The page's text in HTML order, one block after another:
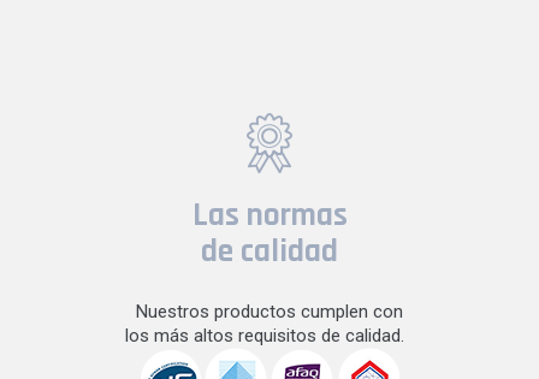
Las normas
de calidad
Nuestros productos cumplen con
los más altos requisitos de calidad.